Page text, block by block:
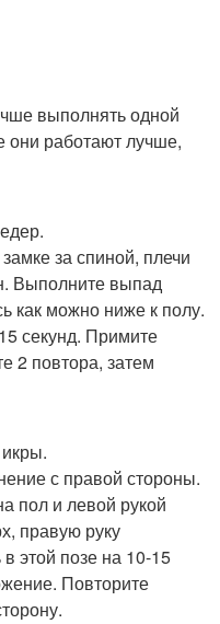
выполнять одной
они работают лучше,
за спиной, плечи
Выполните выпад
как можно ниже к полу.
секунд. Примите
2 повтора, затем
с правой стороны.
пол и левой рукой
правую руку
этой позе на 10-15
Повторите